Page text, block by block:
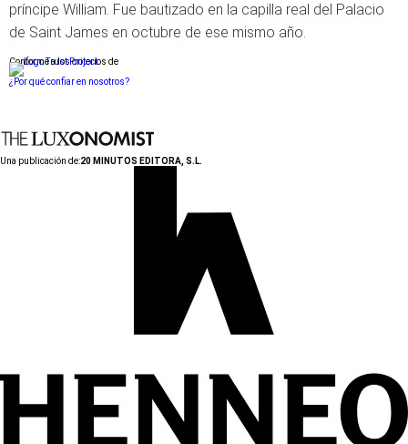
príncipe William. Fue bautizado en la capilla real del Palacio
de Saint James en octubre de ese mismo año.
Conforme a los criterios de
¿Por qué confiar en nosotros?
Una publicación de:20 MINUTOS EDITORA, S.L.